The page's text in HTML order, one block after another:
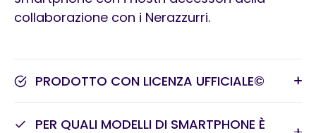
collaborazione con i Nerazzurri.
PRODOTTO CON LICENZA UFFICIALE©
PER QUALI MODELLI DI SMARTPHONE È